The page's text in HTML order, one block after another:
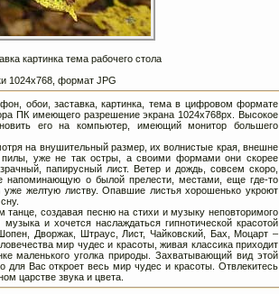
картинка тема рабочего стола
1024х768, формат JPG
обои, заставка, картинка, тема в цифровом формате
ПК имеющего разрешение экрана 1024х768px. Высокое
его на компьютер, имеющий монитор большего
на внушительный размер, их волнистые края, внешне
уже не так остры, а своими формами они скорее
папирусный лист. Ветер и дождь, совсем скоро,
напоминающую о былой прелести, местами, еще где-то
желтую листву. Опавшие листья хорошенько укроют
создавая песню на стихи и музыку неповторимого
и хочется наслаждаться гипнотической красотой
Дворжак, Штраус, Лист, Чайковский, Бах, Моцарт –
мир чудес и красоты, живая классика приходит
маленького уголка природы. Захватывающий вид этой
для Вас откроет весь мир чудес и красоты. Отвлекитесь
царстве звука и цвета.